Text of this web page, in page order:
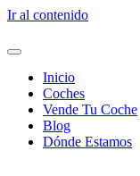
Ir al contenido
Inicio
Coches
Vende Tu Coche
Blog
Dónde Estamos